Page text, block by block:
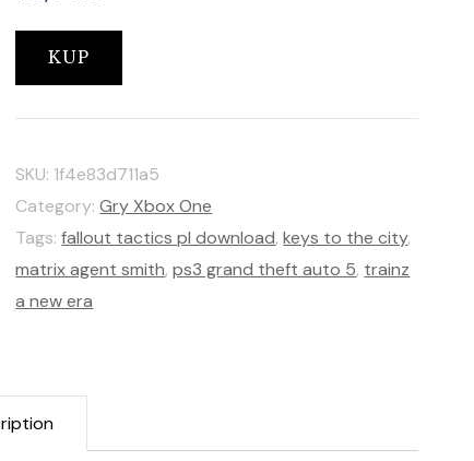
KUP
SKU: 1f4e83d711a5
Category:Gry Xbox One
Tags:fallout tactics pl download,keys to the city,
matrix agent smith,ps3 grand theft auto 5, trainz
a new era